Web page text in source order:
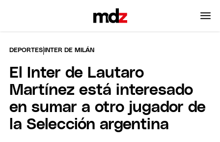
DEPORTES | INTER DE MILÁN
El Inter de Lautaro
Martínez está interesado
en sumar a otro jugador de
la Selección argentina